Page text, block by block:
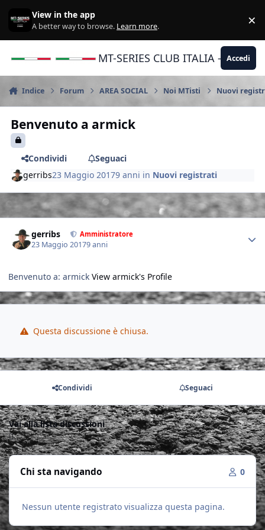
View in the app
A better way to browse. Learn more. ×
MT-SERIES CLUB ITALIA -Accedi
Indice Forum AREA SOCIAL Noi MTisti Nuovi
Benvenuto a armick
Condividi
Seguaci
gerribs23 Maggio 20179 anni in Nuovi registrati
gerribs Amministratore
23 Maggio 20179 anni
Benvenuto a: armick View armick's Profile
Questa discussione è chiusa.
Condividi Seguaci
Vai alla lista discussioni
Chi sta navigando 0
Nessun utente registrato visualizza questa pagina.